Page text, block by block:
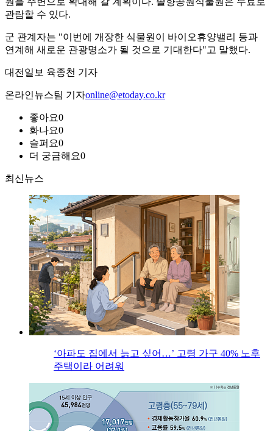
관람할 수 있다.
군 관계자는 "이번에 개장한 식물원이 바이오휴양밸리 등과
연계해 새로운 관광명소가 될 것으로 기대한다"고 말했다.
대전일보 육종천 기자
온라인뉴스팀 기자online@etoday.co.kr
좋아요0
화나요0
슬퍼요0
더 궁금해요0
최신뉴스
‘아파도 집에서 늙고 싶어…’ 고령 가구 40% 노후
주택이라 어려워